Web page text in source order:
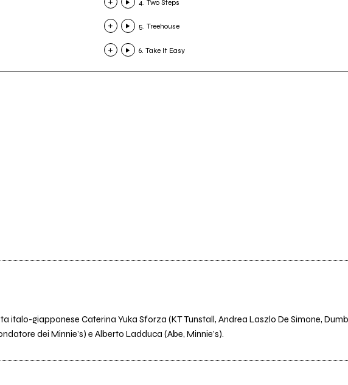
4. Two Steps
5. Treehouse
6. Take It Easy
italo-giapponese Caterina Yuka Sforza (KT Tunstall, Andrea Laszlo De Simone,
dei Minnie’s) e Alberto Ladduca (Abe, Minnie’s).